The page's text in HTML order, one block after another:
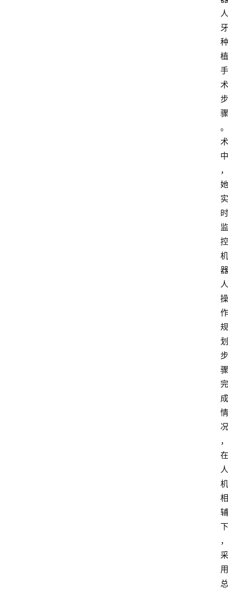
人
牙
种
植
手
术
步
骤
。
术
中
，
她
实
时
监
控
机
器
人
操
作
规
划
步
骤
完
成
情
况
，
在
人
机
相
辅
下
，
采
用
总